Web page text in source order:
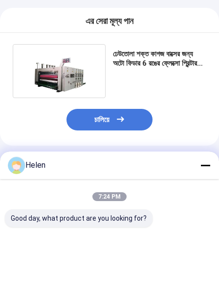
এর সেরা মূল্য পান
ঢেউতোলা শক্ত কাগজ বাক্সের জন্য
অটো ফিডার 6 রঙের ফ্লেক্সো প্রিন্টার
চালিয়ে
প্রস্তাবিত পণ্য
Helen
7:24 PM
Good day, what product are you looking for?